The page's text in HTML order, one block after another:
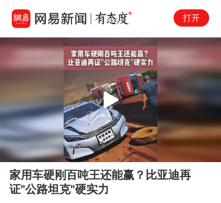
打开
00:00
Play
家用车硬刚百吨王还能赢？比亚迪再
证"公路坦克"硬实力